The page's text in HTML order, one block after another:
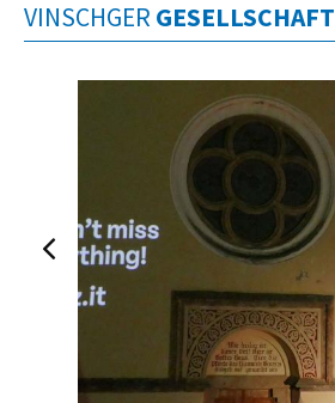
VINSCHGER GESELLSCHAFT